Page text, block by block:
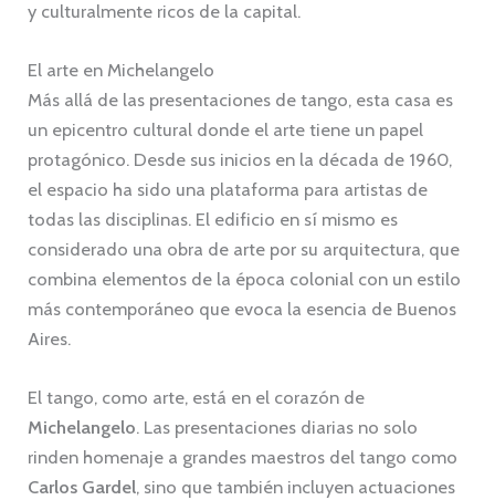
y culturalmente ricos de la capital.
El arte en Michelangelo
Más allá de las presentaciones de tango, esta casa es
un epicentro cultural donde el arte tiene un papel
protagónico. Desde sus inicios en la década de 1960,
el espacio ha sido una plataforma para artistas de
todas las disciplinas. El edificio en sí mismo es
considerado una obra de arte por su arquitectura, que
combina elementos de la época colonial con un estilo
más contemporáneo que evoca la esencia de Buenos
Aires.
El tango, como arte, está en el corazón de
Michelangelo. Las presentaciones diarias no solo
rinden homenaje a grandes maestros del tango como
Carlos Gardel, sino que también incluyen actuaciones